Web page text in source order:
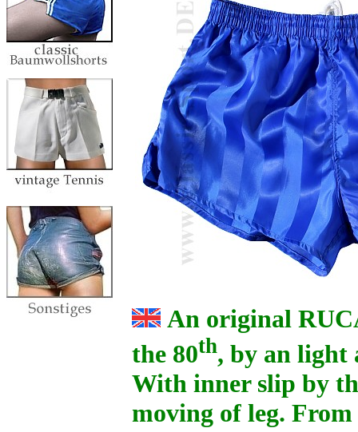
An original
the 80th, by an light
With inner slip by
moving of leg.